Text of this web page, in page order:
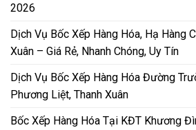
2026
Dịch Vụ Bốc Xếp Hàng Hóa, Hạ Hàng
Xuân – Giá Rẻ, Nhanh Chóng, Uy Tín
Dịch Vụ Bốc Xếp Hàng Hóa Đường
Phương Liệt, Thanh Xuân
Bốc Xếp Hàng Hóa Tại KĐT Khương